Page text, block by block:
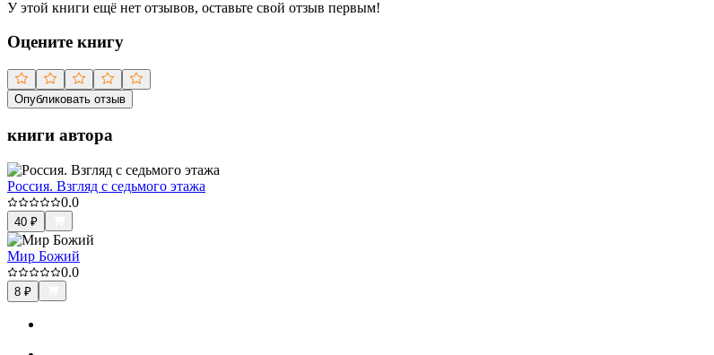
У этой книги ещё нет отзывов, оставьте свой отзыв первым!
Оцените книгу
Опубликовать отзыв
книги автора
Россия. Взгляд с седьмого этажа
0.0
40 ₽
Мир Божий
0.0
8 ₽